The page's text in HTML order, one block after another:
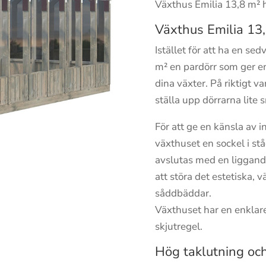
Växthus Emilia 13,8
Växthus Emilia
Istället för att ha en
m² en pardörr som ger
dina växter. På riktigt
ställa upp dörrarna lite
För att ge en känsla av
växthuset en sockel i
avslutas med en
att störa det estetiska,
såddbäddar.
Växthuset har en
skjutregel.
Hög taklutning